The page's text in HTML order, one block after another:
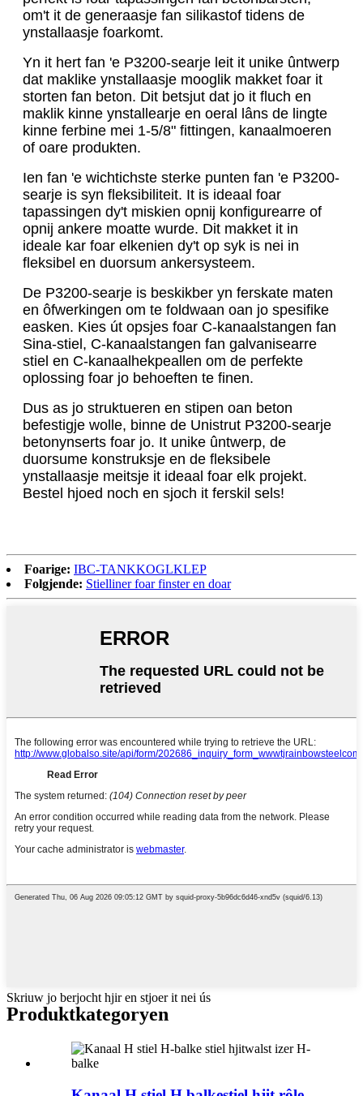
om't it de generaasje fan silikastof tidens de
ynstallaasje foarkomt.
Yn it hert fan 'e P3200-searje leit it unike ûntwerp
dat maklike ynstallaasje mooglik makket foar it
storten fan beton. Dit betsjut dat jo it fluch en
maklik kinne ynstallearje en oeral lâns de lingte
kinne ferbine mei 1-5/8" fittingen, kanaalmoeren
of oare produkten.
Ien fan 'e wichtichste sterke punten fan 'e P3200-
searje is syn fleksibiliteit. It is ideaal foar
tapassingen dy't miskien opnij konfigurearre of
opnij ankere moatte wurde. Dit makket it in
ideale kar foar elkenien dy't op syk is nei in
fleksibel en duorsum ankersysteem.
De P3200-searje is beskikber yn ferskate maten
en ôfwerkingen om te foldwaan oan jo spesifike
easken. Kies út opsjes foar C-kanaalstangen fan
Sina-stiel, C-kanaalstangen fan galvanisearre
stiel en C-kanaalhekpeallen om de perfekte
oplossing foar jo behoeften te finen.
Dus as jo struktueren en stipen oan beton
befestigje wolle, binne de Unistrut P3200-searje
betonynserts foar jo. It unike ûntwerp, de
duorsume konstruksje en de fleksibele
ynstallaasje meitsje it ideaal foar elk projekt.
Bestel hjoed noch en sjoch it ferskil sels!
Foarige: IBC-TANKKOGLKLEP
Folgjende: Stielliner foar finster en doar
Skriuw jo berjocht hjir en stjoer it nei ús
Produktkategoryen